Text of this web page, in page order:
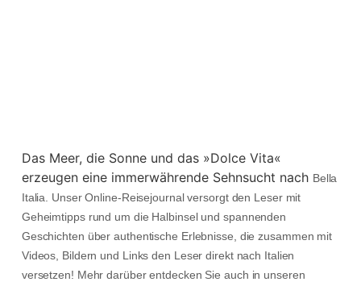
Das Meer, die Sonne und das »Dolce Vita«
erzeugen eine immerwährende Sehnsucht nach Bella
Italia. Unser Online-Reisejournal versorgt den Leser mit
Geheimtipps rund um die Halbinsel und spannenden
Geschichten über authentische Erlebnisse, die zusammen mit
Videos, Bildern und Links den Leser direkt nach Italien
versetzen! Mehr darüber entdecken Sie auch in unseren